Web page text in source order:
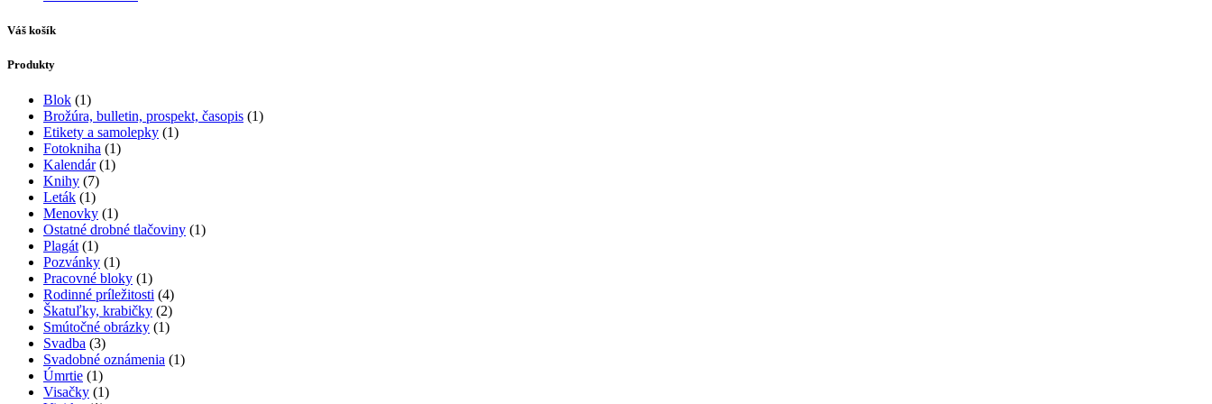
Váš košík
Produkty
Blok (1)
Brožúra, bulletin, prospekt, časopis (1)
Etikety a samolepky (1)
Fotokniha (1)
Kalendár (1)
Knihy (7)
Leták (1)
Menovky (1)
Ostatné drobné tlačoviny (1)
Plagát (1)
Pozvánky (1)
Pracovné bloky (1)
Rodinné príležitosti (4)
Škatuľky, krabičky (2)
Smútočné obrázky (1)
Svadba (3)
Svadobné oznámenia (1)
Úmrtie (1)
Visačky (1)